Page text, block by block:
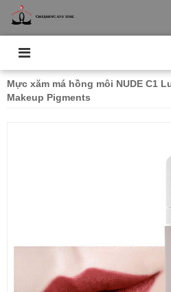
Mực xăm má hồng môi NUDE C1
Makeup Pigments